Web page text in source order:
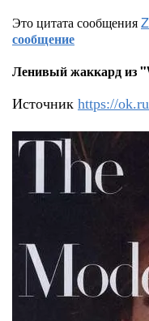
Это цитата сообщения
сообщение
Ленивый жаккард из
Источник https://